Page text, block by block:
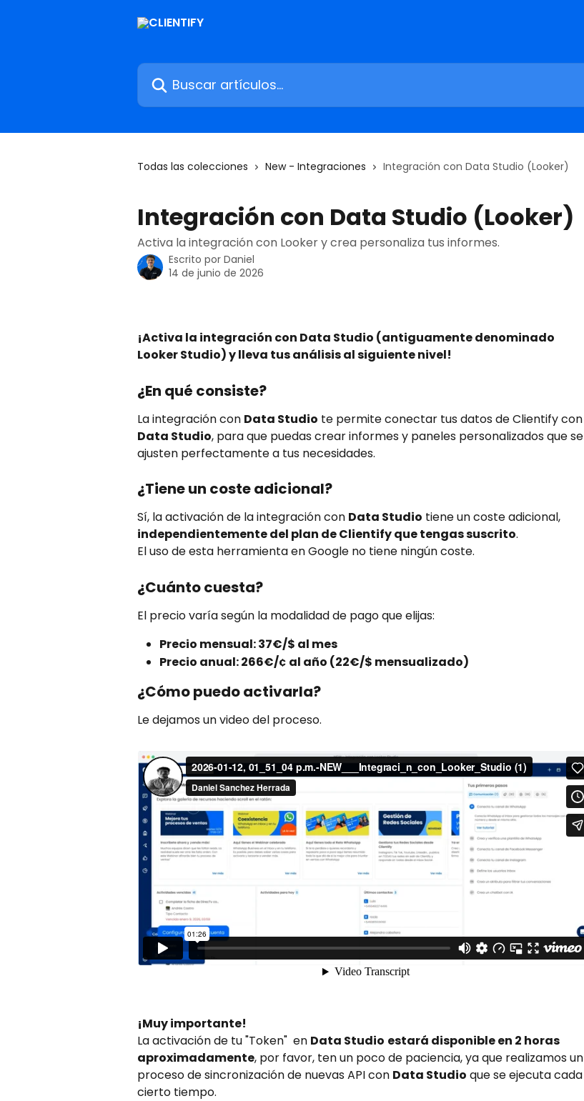
Buscar artículos...
Todas las colecciones New - Integraciones Integración con Data Studio (Looker)
Integración con Data Studio (Looker)
Activa la integración con Looker y crea personaliza tus informes.
Escrito por Daniel
14 de junio de 2026
¡Activa la integración con Data Studio (antiguamente denominado
Looker Studio) y lleva tus análisis al siguiente nivel!
¿En qué consiste?
La integración con Data Studio te permite conectar tus datos de Clientify con
Data Studio, para que puedas crear informes y paneles personalizados que se
ajusten perfectamente a tus necesidades.
¿Tiene un coste adicional?
Sí, la activación de la integración con Data Studio tiene un coste adicional,
independientemente del plan de Clientify que tengas suscrito.
El uso de esta herramienta en Google no tiene ningún coste.
¿Cuánto cuesta?
El precio varía según la modalidad de pago que elijas:
Precio mensual: 37€/$ al mes
Precio anual: 266€/¢ al año (22€/$ mensualizado)
¿Cómo puedo activarla?
Le dejamos un video del proceso.
¡Muy importante!
La activación de tu "Token"  en Data Studio estará disponible en 2 horas
aproximadamente, por favor, ten un poco de paciencia, ya que realizamos un
proceso de sincronización de nuevas API con Data Studio que se ejecuta cada
cierto tiempo.